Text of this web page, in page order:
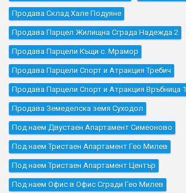
Продава Склад Хале Подуяне
Продава Парцел Жилищна Сграда Надежда 2
Продава Парцели Къщи с. Мрамор
Продава Парцели Спорт и Атракция Требич
Продава Парцели Спорт и Атракция Връбница 1
Продава Земеделска земя Суходол
Под наем Двустаен Апартамент Симеоново
Под наем Тристаен Апартамент Гео Милев
Под наем Тристаен Апартамент Център
Под наем Офис в Офис Сгради Гео Милев